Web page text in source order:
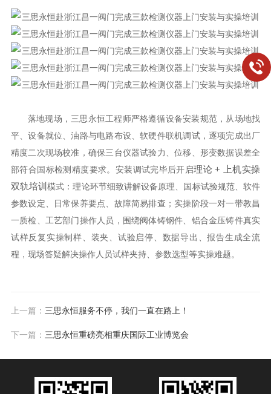
落地现场，三思永恒工程师严格遵循设备安装规范，从场地找
平、设备就位、油路与电路布设、软硬件联机调试，逐项完成出厂
精度二次现场校准，确保三台仪器试验力、位移、形变数据误差全
部符合国标检测精度要求。安装调试完毕后开启理论 + 上机实操
双轨培训模式：理论环节细致讲解设备原理、国标试验规范、软件
参数设定、日常保养要点、故障简易排查；实操阶段一对一带教昌
一质检、工艺部门操作人员，围绕阀体铸钢件、铝合金压铸件真实
试样反复实操制样、装夹、试验启停、数据导出、报告生成全流
程，现场答疑解决操作人员试样夹持、参数选型等实操难题。
上一篇： 三思永恒服务不停，我们一直在路上！
下一篇： 三思永恒重磅亮相重庆国际工业博览会